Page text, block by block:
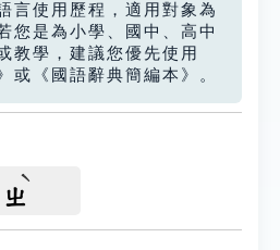
言使用歷程，適用對象為
您是為小學、國中、高中
教學，建議您優先使用
或《國語辭典簡編本》。
ㄓ